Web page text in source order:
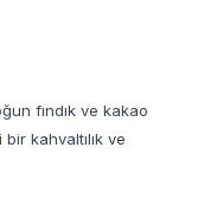
fındık ve kakao
kahvaltılık ve